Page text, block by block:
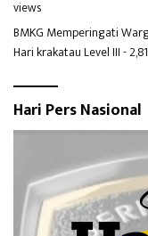
views
BMKG Memperingati
Hari krakatau Level III-
Hari Pers Nasional